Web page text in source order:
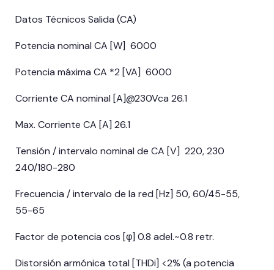
Datos Técnicos Salida (CA)
Potencia nominal CA [W] 6000
Potencia máxima CA *2 [VA] 6000
Corriente CA nominal [A]@230Vca 26.1
Max. Corriente CA [A] 26.1
Tensión / intervalo nominal de CA [V] 220, 230
240/180-280
Frecuencia / intervalo de la red [Hz] 50, 60/45-55,
55-65
Factor de potencia cos [φ] 0.8 adel.~0.8 retr.
Distorsión armónica total [THDi] <2% (a potencia